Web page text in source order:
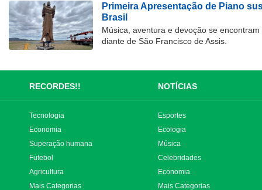
Primeira Apresentação de Piano
Brasil
Música, aventura e devoção se
diante de São Francisco de Assis.
RECORDES!! NOTÍCIAS
Tecnologia
Economia
Superação humana
Futebol
Agricultura
Mais Categorias
Esportes
Ecologia
Música
Celebridades
Economia
Mais Categorias